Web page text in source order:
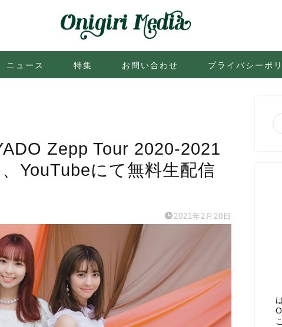
ニュース 特集 お問い合わせ プライバシーポ
Zepp Tour 2020-2021
YouTubeにて無料生配信
2021年2月20日